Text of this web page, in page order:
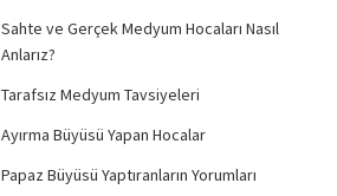
Sahte ve Gerçek Medyum Hocaları Nasıl
Anlarız?
Tarafsız Medyum Tavsiyeleri
Ayırma Büyüsü Yapan Hocalar
Papaz Büyüsü Yaptıranların Yorumları